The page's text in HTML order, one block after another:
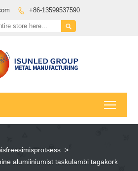
 +86-13599537590

>
alumiiniumist taskulambi tagakork